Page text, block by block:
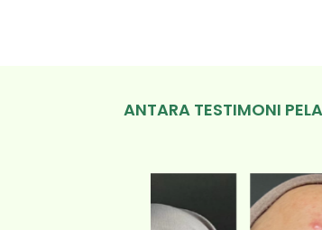
ANTARA TESTIMONI